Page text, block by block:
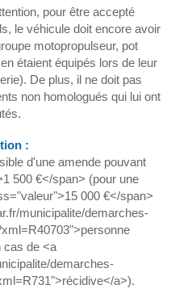
pour être accepté
le véhicule doit encore avoir
motopropulseur, pot
étaient équipés lors de leur
De plus, il ne doit pas
non homologués qui lui ont
:
d'une amende pouvant
500 €</span> (pour une
000 €</span>
municipalite/demarches-
cas de <a
demarches-
a>).